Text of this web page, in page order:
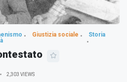
Giustizia sociale
Storia
2,303 VIEWS